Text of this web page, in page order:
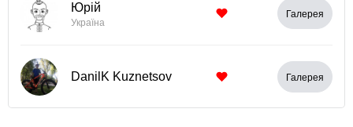
Юрій
Україна
Галерея
DanilK Kuznetsov Галерея